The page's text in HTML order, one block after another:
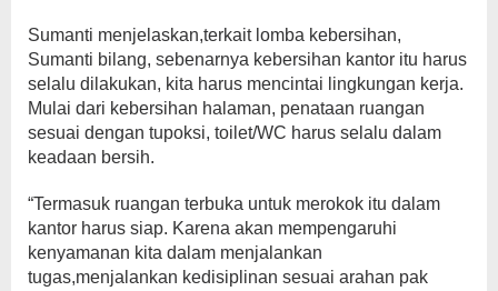
Sumanti menjelaskan,terkait lomba kebersihan,
Sumanti bilang, sebenarnya kebersihan kantor itu harus
selalu dilakukan, kita harus mencintai lingkungan kerja.
Mulai dari kebersihan halaman, penataan ruangan
sesuai dengan tupoksi, toilet/WC harus selalu dalam
keadaan bersih.
“Termasuk ruangan terbuka untuk merokok itu dalam
kantor harus siap. Karena akan mempengaruhi
kenyamanan kita dalam menjalankan
tugas,menjalankan kedisiplinan sesuai arahan pak